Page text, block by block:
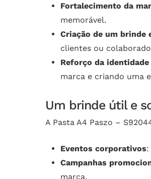
Fortalecimento da
memorável.
Criação de um brinde
clientes ou
Reforço da
marca e criando uma
Um brinde útil e
A Pasta A4 Paszo –
Eventos corporativos:
Campanhas
marca.